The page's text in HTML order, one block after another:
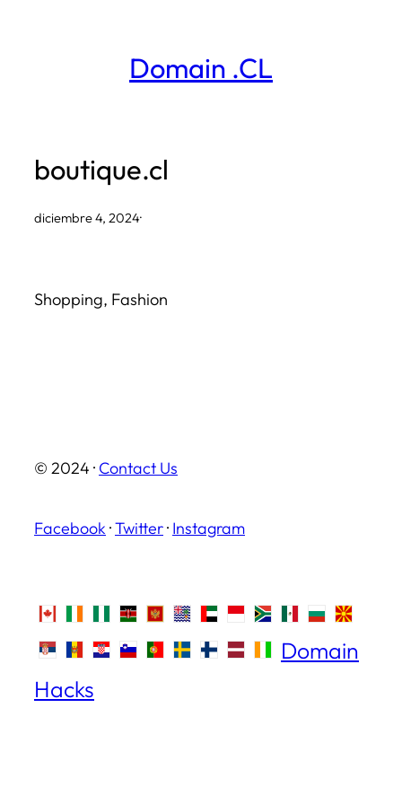
Domain .CL
boutique.cl
diciembre 4, 2024·
Shopping, Fashion
© 2024 · Contact Us
Facebook ·Twitter· Instagram
Domain
Hacks